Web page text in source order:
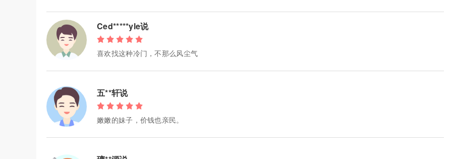
Ced*****yle说
喜欢找这种冷门，不那么风尘气
五**轩说
嫩嫩的妹子，价钱也亲民。